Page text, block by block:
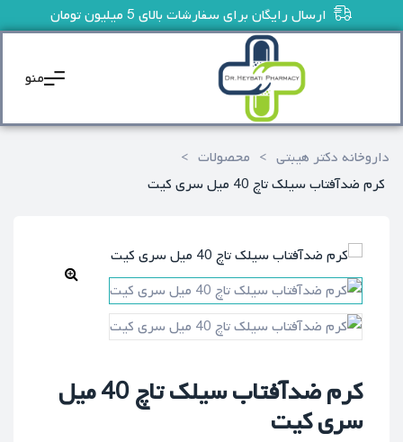
ارسال رایگان برای سفارشات بالای 5 میلیون تومان
منو
داروخانه دکتر هیبتی > محصولات >
کرم ضدآفتاب سيلک تاچ 40 ميل سري کيت
کرم ضدآفتاب سيلک تاچ 40 ميل
سري کيت